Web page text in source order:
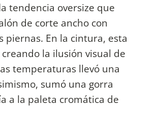
tendencia oversize que
de corte ancho con
En la cintura, esta
la ilusión visual de
temperaturas llevó una
sumó una gorra
a la paleta cromática de